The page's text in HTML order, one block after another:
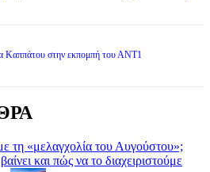
Καππάτου στην εκπομπή του ΑΝΤ1
τη «μελαγχολία του Αυγούστου»;
και πώς να το διαχειριστούμε